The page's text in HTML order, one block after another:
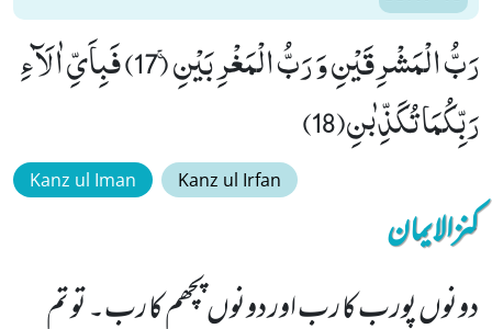
رَبُّ الْمَشْرِقَیْنِ وَ رَبُّ الْمَغْرِبَیْنِۚ (17) فَبِاَیِّ اٰلَآءِ
رَبِّكُمَا تُكَذِّبٰنِ(18)
Kanz ul Iman Kanz ul Irfan
کنزالایمان
دونوں پورب کا رب اور دونوں پچھم کا رب۔ تو تم